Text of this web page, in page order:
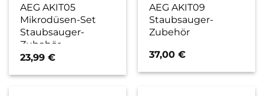
AEG AKIT05
Mikrodüsen-Set
Staubsauger-
Zubehör
23,99€
AEG AKIT09
Staubsauger-
Zubehör
37,00€